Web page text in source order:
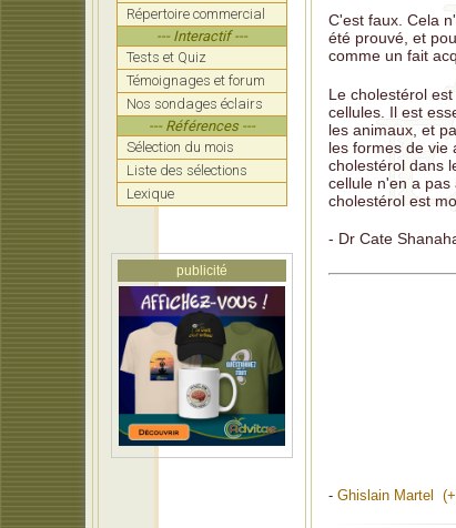
Répertoire commercial
--- Interactif ---
Tests et Quiz
Témoignages et forum
Nos sondages éclairs
--- Références ---
Sélection du mois
Liste des sélections
Lexique
publicité
C'est faux. Cela
été prouvé, et
comme un fait
Le cholestérol
cellules. Il est
les animaux, et
les formes de vie
cholestérol dans
cellule n'en a pas
cholestérol est
- Dr Cate
- Ghislain Martel